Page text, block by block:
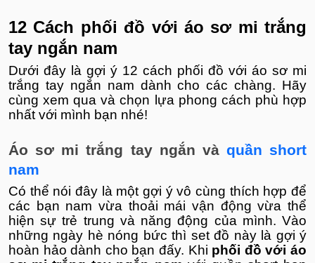
12 Cách phối đồ với áo sơ mi trắng
tay ngắn nam
Dưới đây là gợi ý 12 cách phối đồ với áo sơ mi
trắng tay ngắn nam dành cho các chàng. Hãy
cùng xem qua và chọn lựa phong cách phù hợp
nhất với mình bạn nhé!
Áo sơ mi trắng tay ngắn và quần short
nam
Có thể nói đây là một gợi ý vô cùng thích hợp để
các bạn nam vừa thoải mái vận động vừa thể
hiện sự trẻ trung và năng động của mình. Vào
những ngày hè nóng bức thì set đồ này là gợi ý
hoàn hảo dành cho bạn đấy. Khi phối đồ với áo